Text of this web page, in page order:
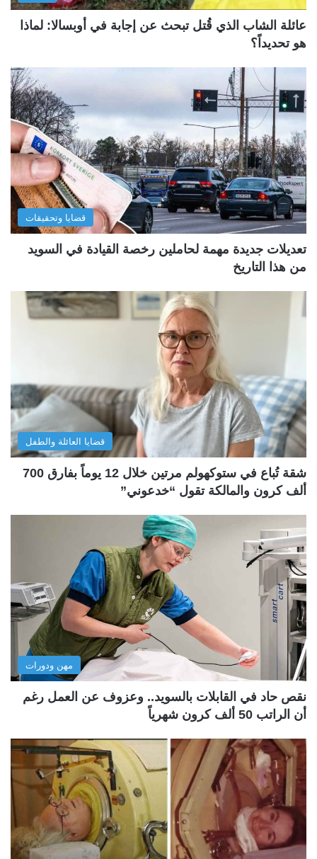
عائلة الشاب الذي قُتل تبحث عن إجابة في أوبسالا: لماذا
هو تحديداً؟
قضايا وتحقيقات
تعديلات جديدة مهمة لحاملين رخصة القيادة في السويد
من هذا التاريخ
قضايا العائلة والطفل
شقة تُباع في ستوكهولم مرتين خلال 12 يوماً بفارق 700
ألف كرون والمالكة تقول “خدعوني”
مهن ودورات
نقص حاد في القابلات بالسويد.. وعزوف عن العمل رغم
أن الراتب 50 ألف كرون شهرياً